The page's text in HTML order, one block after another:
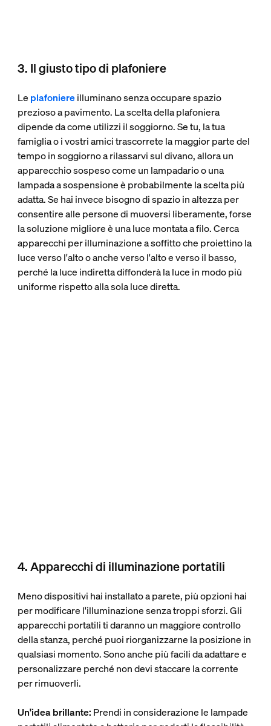
3. Il giusto tipo di plafoniere
Le plafoniereilluminano senza occupare spazio
prezioso a pavimento. La scelta della plafoniera
dipende da come utilizzi il soggiorno. Se tu, la tua
famiglia o i vostri amici trascorrete la maggior parte del
tempo in soggiorno a rilassarvi sul divano, allora un
apparecchio sospeso come un lampadario o una
lampada a sospensione è probabilmente la scelta più
adatta. Se hai invece bisogno di spazio in altezza per
consentire alle persone di muoversi liberamente, forse
la soluzione migliore è una luce montata a filo. Cerca
apparecchi per illuminazione a soffitto che proiettino la
luce verso l'alto o anche verso l'alto e verso il basso,
perché la luce indiretta diffonderà la luce in modo più
uniforme rispetto alla sola luce diretta.
4. Apparecchi di illuminazione portatili
Meno dispositivi hai installato a parete, più opzioni hai
per modificare l'illuminazione senza troppi sforzi. Gli
apparecchi portatili ti daranno un maggiore controllo
della stanza, perché puoi riorganizzarne la posizione in
qualsiasi momento. Sono anche più facili da adattare e
personalizzare perché non devi staccare la corrente
per rimuoverli.
Un'idea brillante: Prendi in considerazione le lampade